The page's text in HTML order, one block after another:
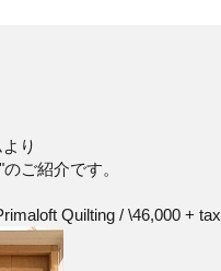
り
ご紹介です。
Quilting / \46,000 + tax